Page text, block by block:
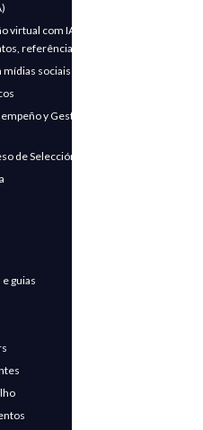
virtual com IA
referências)
sociais
y Gestión de
de Selección
guias